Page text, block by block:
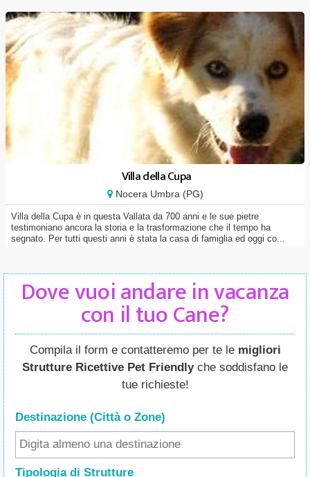
Villa della Cupa
Nocera Umbra (PG)
Villa della Cupa è in questa Vallata da 700 anni e le sue pietre
testimoniano ancora la storia e la trasformazione che il tempo ha
segnato. Per tutti questi anni è stata la casa di famiglia ed oggi co...
Dove vuoi andare in vacanza
con il tuo Cane?
Compila il form e contatteremo per te le migliori
Strutture Ricettive Pet Friendlyche soddisfano le
tue richieste!
Destinazione (Città o Zone)
Tipologia di Strutture